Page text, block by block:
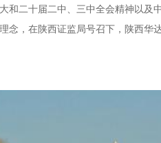
和二十届二中、三中全会精神以及
念，在陕西证监局号召下，陕西华
护教育宣传专项活动”，本次活动以“
自身合法权益。